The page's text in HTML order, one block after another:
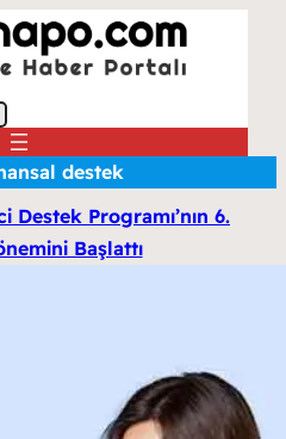
destek
Destek Programı’nın 6.
Başlattı